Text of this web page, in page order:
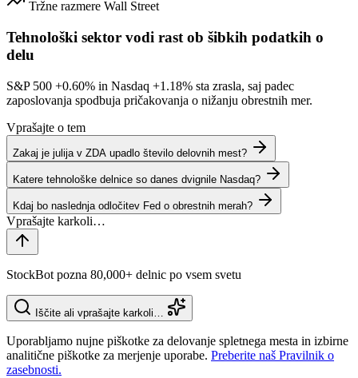
Tržne razmere Wall Street
Tehnološki sektor vodi rast ob šibkih podatkih o
delu
S&P 500 +0.60% in Nasdaq +1.18% sta zrasla, saj padec
zaposlovanja spodbuja pričakovanja o nižanju obrestnih mer.
Vprašajte o tem
Zakaj je julija v ZDA upadlo število delovnih mest?
Katere tehnološke delnice so danes dvignile Nasdaq?
Kdaj bo naslednja odločitev Fed o obrestnih merah?
StockBot pozna 80,000+ delnic po vsem svetu
Iščite ali vprašajte karkoli…
Uporabljamo nujne piškotke za delovanje spletnega mesta in izbirne
analitične piškotke za merjenje uporabe. Preberite naš Pravilnik o
zasebnosti.